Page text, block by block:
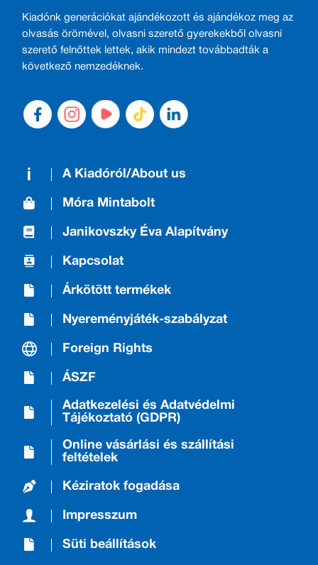
Kiadónk generációkat ajándékozott és ajándékoz meg az
olvasás örömével, olvasni szerető gyerekekből olvasni
szerető felnőttek lettek, akik mindezt továbbadták a
következő nemzedéknek.
A Kiadóról/About us
Móra Mintabolt
Janikovszky Éva Alapítvány
Kapcsolat
Árkötött termékek
Nyereményjáték-szabályzat
Foreign Rights
ÁSZF
Adatkezelési és Adatvédelmi
Tájékoztató (GDPR)
Online vásárlási és szállítási
feltételek
Kéziratok fogadása
Impresszum
Süti beállítások